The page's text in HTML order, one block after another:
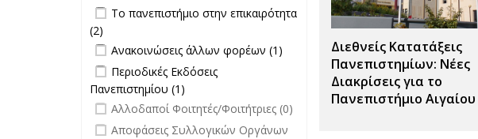
Διεθνείς Κατατάξεις
Πανεπιστημίων: Νέες
Διακρίσεις για το
Πανεπιστήμιο Αιγαίου
Apply Το πανεπιστήμιο στην
επικαιρότητα filter
Το πανεπιστήμιο στην επικαιρότητα
(2)
επικαιρότητα filter
Apply Ανακοινώσεις άλλων φορέων
filter
Ανακοινώσεις άλλων φορέων (1)
Ανακοινώσεις
φορέων filter
Apply Περιοδικές Εκδόσεις
Πανεπιστημίου filter
Περιοδικές Εκδόσεις
Πανεπιστημίου (1)
Εκδόσεις
Πανεπιστημίου filter
undefined
Αλλοδαποί Φοιτητές/Φοιτήτριες (0)
undefined
Αποφάσεις Συλλογικών Οργάνων